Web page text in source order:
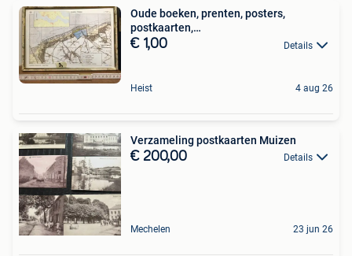
Oude boeken, prenten, posters,
postkaarten,…
€ 1,00 Details
Heist 4 aug 26
Verzameling postkaarten Muizen
€ 200,00 Details
Mechelen 23 jun 26